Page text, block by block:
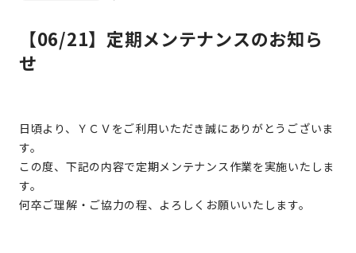
【06/21】定期メンテナンスのお知ら
せ
日頃より、ＹＣＶをご利用いただき誠にありがとうございま
す。
この度、下記の内容で定期メンテナンス作業を実施いたしま
す。
何卒ご理解・ご協力の程、よろしくお願いいたします。